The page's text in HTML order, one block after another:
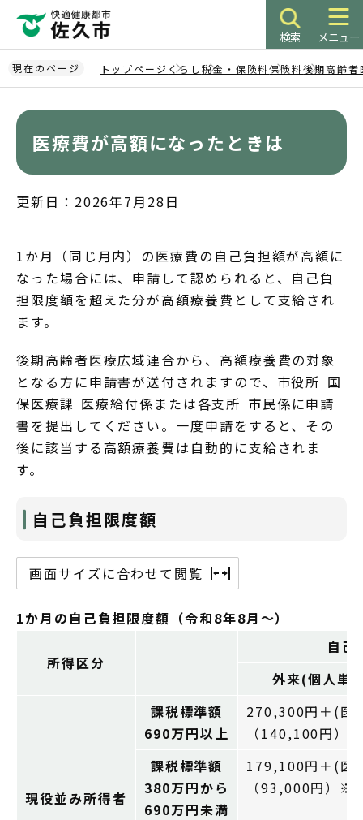
ペ
ー
ジ
検索 メニュー
現在のページ トップページ くらし税金・保険料保険料後期高齢者
医療費が高額になったときは
更新日：2026年7月28日
1か月（同じ月内）の医療費の自己負担額が高額に
なった場合には、申請して認められると、自己負
担限度額を超えた分が高額療養費として支給され
ます。
後期高齢者医療広域連合から、高額療養費の対象
となる方に申請書が送付されますので、市役所 国
保医療課 医療給付係または各支所 市民係に申請
書を提出してください。一度申請をすると、その
後に該当する高額療養費は自動的に支給されま
す。
自己負担限度額
画面サイズに合わせて閲覧
1か月の自己負担限度額（令和8年8月～）
所得区分
自己
外来(個人単
現役並み所得者
課税標準額
690万円以上
270,300円＋(
（140,100円）※
課税標準額
380万円から
690万円未満
179,100円＋(
（93,000円）※